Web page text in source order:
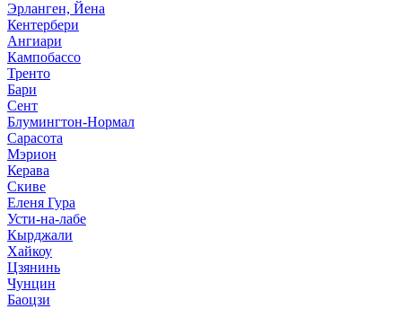
Эрланген, Йена
Кентербери
Ангиари
Кампобассо
Тренто
Бари
Сент
Блумингтон-Нормал
Сарасота
Мэрион
Керава
Скиве
Еленя Гура
Усти-на-лабе
Кырджали
Хайкоу
Цзянинь
Чунцин
Баоцзи